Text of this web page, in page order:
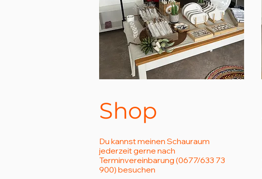
Shop
Du kannst meinen Schauraum
jederzeit gerne nach
Terminvereinbarung (0677/633 73
900) besuchen